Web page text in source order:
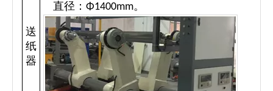
送
纸
器
直径：Φ1400mm。